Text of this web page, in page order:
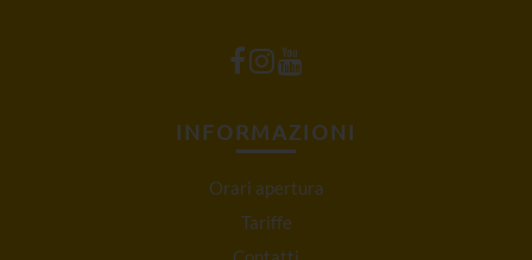
INFORMAZIONI
Orari apertura
Tariffe